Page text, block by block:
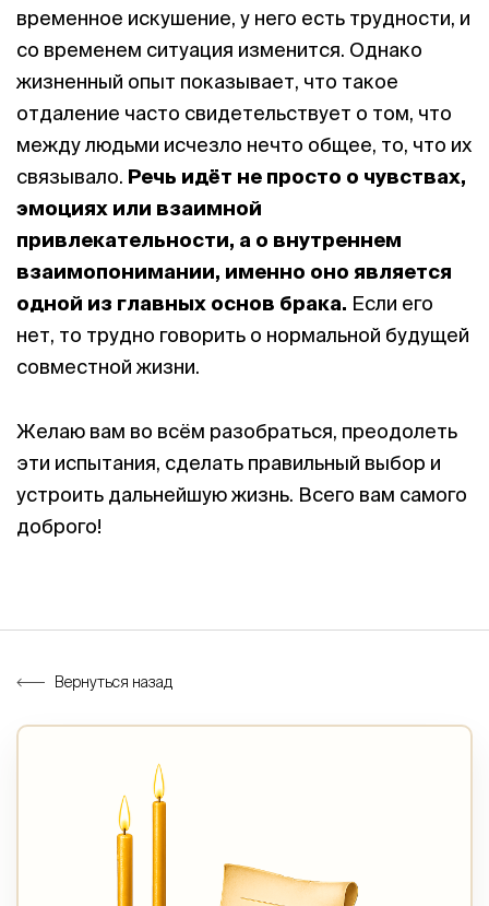
временное искушение, у него есть трудности, и
со временем ситуация изменится. Однако
жизненный опыт показывает, что такое
отдаление часто свидетельствует о том, что
между людьми исчезло нечто общее, то, что их
связывало. Речь идёт не просто о чувствах,
эмоциях или взаимной
привлекательности, а о внутреннем
взаимопонимании, именно оно является
одной из главных основ брака. Если его
нет, то трудно говорить о нормальной будущей
совместной жизни.
Желаю вам во всём разобраться, преодолеть
эти испытания, сделать правильный выбор и
устроить дальнейшую жизнь. Всего вам самого
доброго!
Вернуться назад